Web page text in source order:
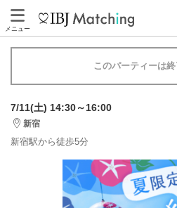
メニュー
このパーティーは
7/11(土) 14:30～16:00
新宿
新宿駅から徒歩5分